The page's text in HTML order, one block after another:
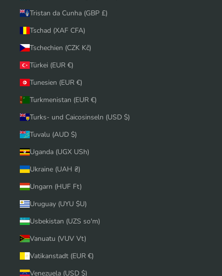
Tristan da Cunha (GBP £)
Tschad (XAF CFA)
Tschechien (CZK Kč)
Türkei (EUR €)
Tunesien (EUR €)
Turkmenistan (EUR €)
Turks- und Caicosinseln (USD $)
Tuvalu (AUD $)
Uganda (UGX USh)
Ukraine (UAH ₴)
Ungarn (HUF Ft)
Uruguay (UYU $U)
Usbekistan (UZS so'm)
Vanuatu (VUV Vt)
Vatikanstadt (EUR €)
Venezuela (USD $)